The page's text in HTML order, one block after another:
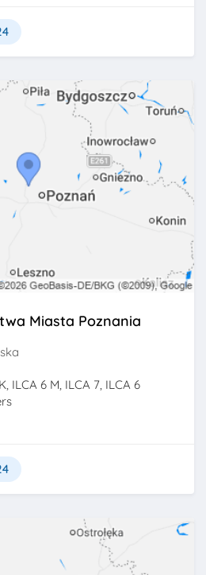
Miasta Poznania
ILCA 6 M, ILCA 7, ILCA 6